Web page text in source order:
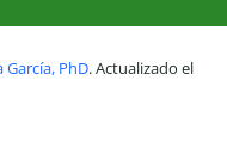
García, PhD. Actualizado el